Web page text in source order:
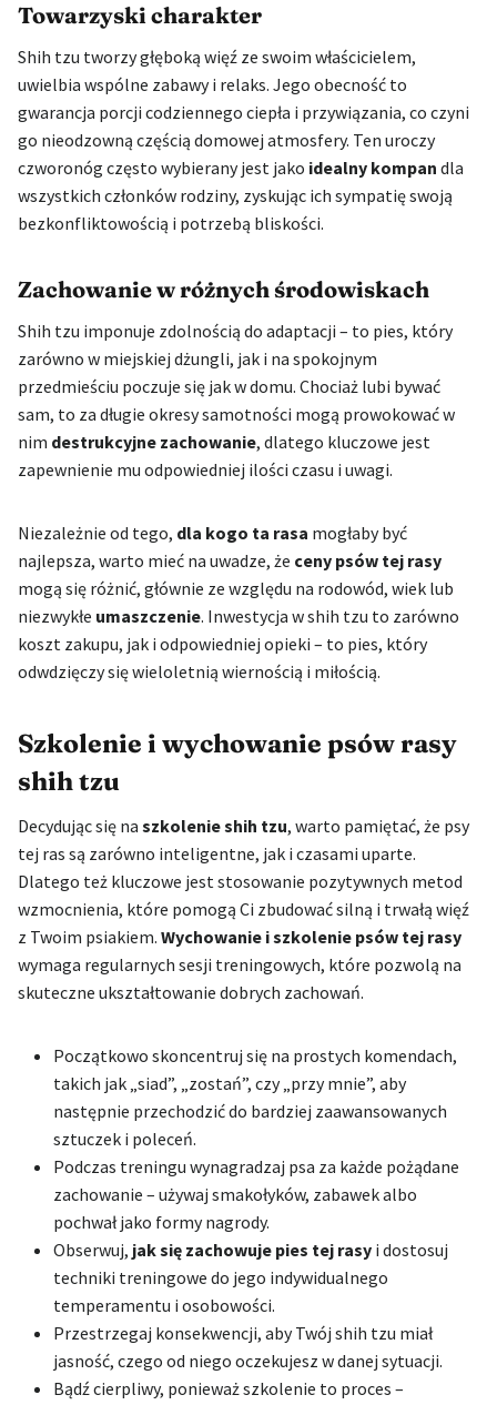
Towarzyski charakter
Shih tzu tworzy głęboką więź ze swoim właścicielem,
uwielbia wspólne zabawy i relaks. Jego obecność to
gwarancja porcji codziennego ciepła i przywiązania, co czyni
go nieodzowną częścią domowej atmosfery. Ten uroczy
czworonóg często wybierany jest jako idealny kompan dla
wszystkich członków rodziny, zyskując ich sympatię swoją
bezkonfliktowością i potrzebą bliskości.
Zachowanie w różnych środowiskach
Shih tzu imponuje zdolnością do adaptacji – to pies, który
zarówno w miejskiej dżungli, jak i na spokojnym
przedmieściu poczuje się jak w domu. Chociaż lubi bywać
sam, to za długie okresy samotności mogą prowokować w
nim destrukcyjne zachowanie, dlatego kluczowe jest
zapewnienie mu odpowiedniej ilości czasu i uwagi.
Niezależnie od tego, dla kogo ta rasa mogłaby być
najlepsza, warto mieć na uwadze, że ceny psów tej rasy
mogą się różnić, głównie ze względu na rodowód, wiek lub
niezwykłe umaszczenie. Inwestycja w shih tzu to zarówno
koszt zakupu, jak i odpowiedniej opieki – to pies, który
odwdzięczy się wieloletnią wiernością i miłością.
Szkolenie i wychowanie psów rasy
shih tzu
Decydując się na szkolenie shih tzu, warto pamiętać, że psy
tej ras są zarówno inteligentne, jak i czasami uparte.
Dlatego też kluczowe jest stosowanie pozytywnych metod
wzmocnienia, które pomogą Ci zbudować silną i trwałą więź
z Twoim psiakiem. Wychowanie i szkolenie psów tej rasy
wymaga regularnych sesji treningowych, które pozwolą na
skuteczne ukształtowanie dobrych zachowań.
Początkowo skoncentruj się na prostych komendach,
takich jak „siad”, „zostań”, czy „przy mnie”, aby
następnie przechodzić do bardziej zaawansowanych
sztuczek i poleceń.
Podczas treningu wynagradzaj psa za każde pożądane
zachowanie – używaj smakołyków, zabawek albo
pochwał jako formy nagrody.
Obserwuj, jak się zachowuje pies tej rasy i dostosuj
techniki treningowe do jego indywidualnego
temperamentu i osobowości.
Przestrzegaj konsekwencji, aby Twój shih tzu miał
jasność, czego od niego oczekujesz w danej sytuacji.
Bądź cierpliwy, ponieważ szkolenie to proces –